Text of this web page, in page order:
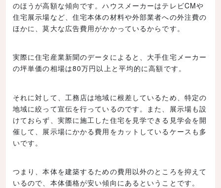
のほうが高額な傾向です。ハウスメーカーはテレビCMや
住宅展示場など、住宅本体の材料や外部業者への外注費の
ほかに、莫大な広告費用がかかっているからです。
実際に住宅産業新聞のデータによると、大手住宅メーカー
の坪単価の相場は80万円以上と平均的に高額です。
それに対して、工務店は地域に根差しているため、特定の
地域に絞って宣伝を行っているのです。また、展示場も設
けておらず、実際に施工した住宅を見学できる見学会を開
催して、展示場にかかる費用をカットしているケースも多
いです。
つまり、本体を建築するための費用以外のところを抑えて
いるので、本体価格が安い傾向にあるということです。